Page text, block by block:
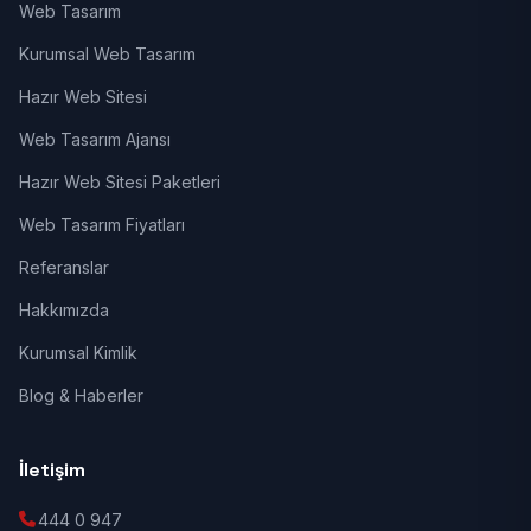
Web Tasarım
Kurumsal Web Tasarım
Hazır Web Sitesi
Web Tasarım Ajansı
Hazır Web Sitesi Paketleri
Web Tasarım Fiyatları
Referanslar
Hakkımızda
Kurumsal Kimlik
Blog & Haberler
İletişim
444 0 947